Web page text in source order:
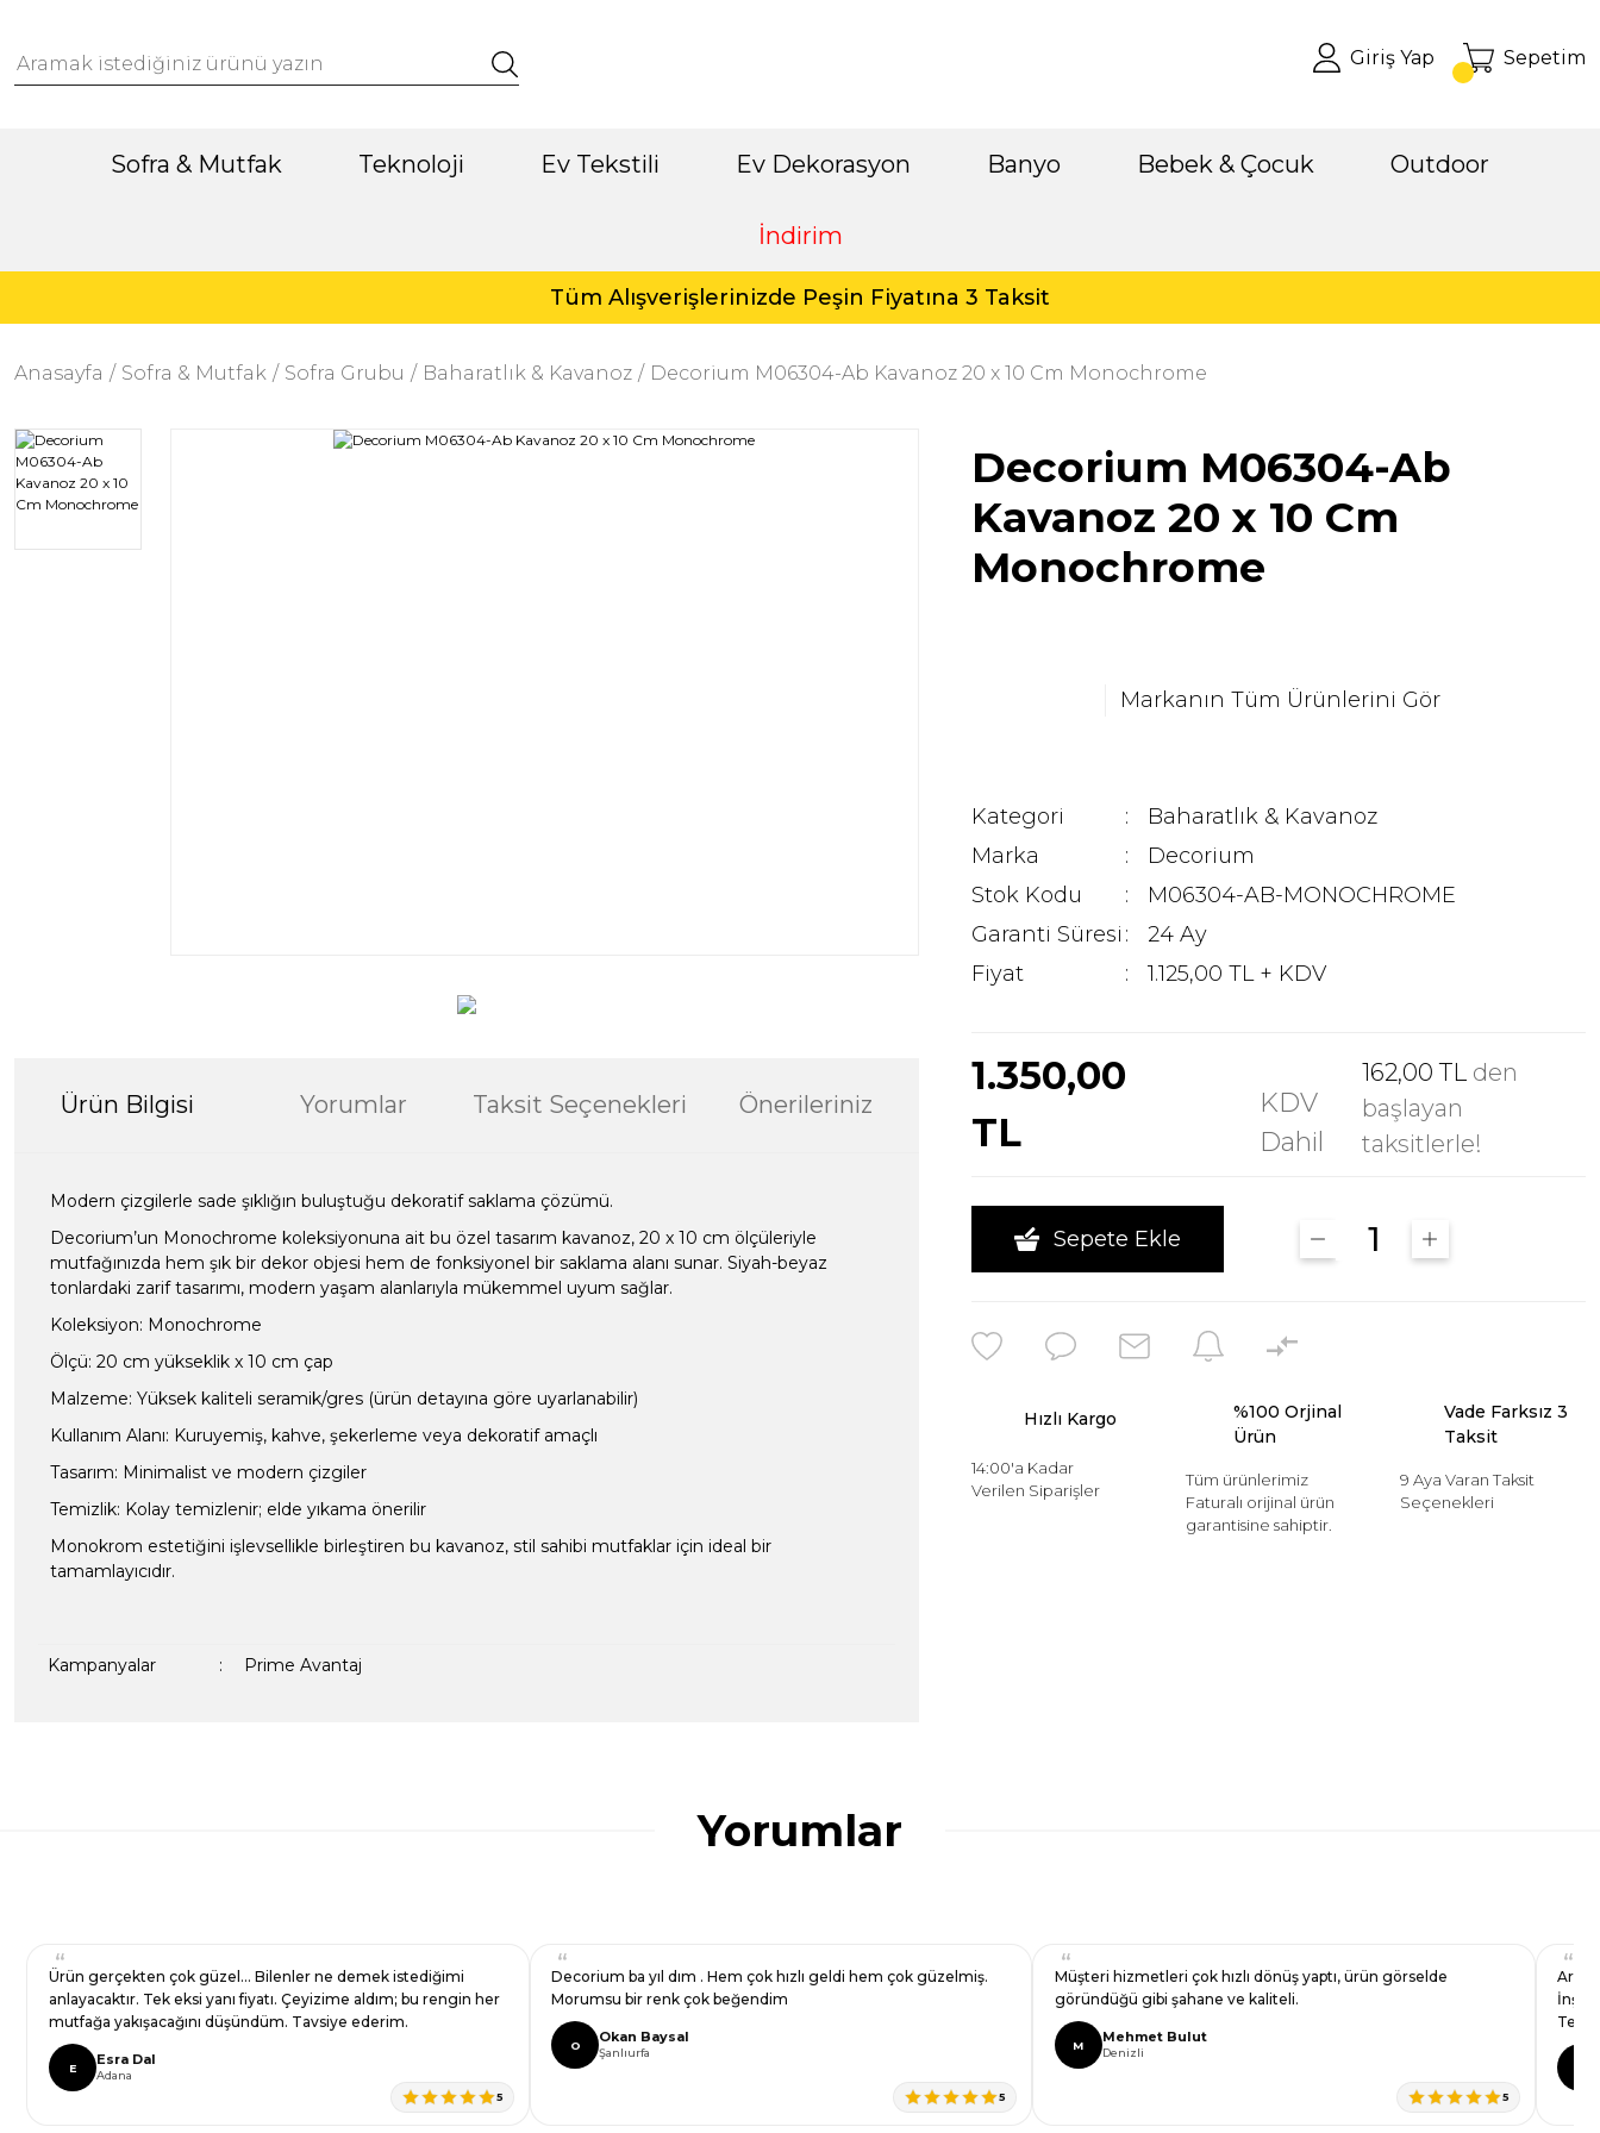
Giriş Yap Sepetim
Sofra & Mutfak Teknoloji Ev Tekstili Ev Dekorasyon Banyo Bebek & Çocuk Outdoor
İndirim
Tüm Alışverişlerinizde Peşin Fiyatına 3 Taksit
Anasayfa Sofra & Mutfak Sofra Grubu Baharatlık & Kavanoz Decorium M06304-Ab Kavanoz 20 x 10 Cm Monochrome
Ürün Bilgisi Yorumlar Taksit Seçenekleri Önerileriniz
Modern çizgilerle sade şıklığın buluştuğu dekoratif saklama çözümü.
Decorium’un Monochrome koleksiyonuna ait bu özel tasarım kavanoz, 20 x 10 cm ölçüleriyle
mutfağınızda hem şık bir dekor objesi hem de fonksiyonel bir saklama alanı sunar. Siyah-beyaz
tonlardaki zarif tasarımı, modern yaşam alanlarıyla mükemmel uyum sağlar.
Koleksiyon: Monochrome
Ölçü: 20 cm yükseklik x 10 cm çap
Malzeme: Yüksek kaliteli seramik/gres (ürün detayına göre uyarlanabilir)
Kullanım Alanı: Kuruyemiş, kahve, şekerleme veya dekoratif amaçlı
Tasarım: Minimalist ve modern çizgiler
Temizlik: Kolay temizlenir; elde yıkama önerilir
Monokrom estetiğini işlevsellikle birleştiren bu kavanoz, stil sahibi mutfaklar için ideal bir
tamamlayıcıdır.
Kampanyalar : Prime Avantaj
Bu ürüne benzer farklı alternatifler olmalı.
Decorium M06304-Ab
Kavanoz 20 x 10 Cm
Monochrome
Markanın Tüm Ürünlerini Gör
Kategori
Baharatlık & Kavanoz
Marka
Decorium
Stok Kodu
M06304-AB-MONOCHROME
Garanti Süresi
24 Ay
Fiyat
1.125,00 TL + KDV
1.350,00
TL
KDV
Dahil
162,00 TL den
başlayan
taksitlerle!
Sepete Ekle
Hızlı Kargo
14:00'a Kadar
Verilen Siparişler
%100 Orjinal
Ürün
Tüm ürünlerimiz
Faturalı orijinal ürün
garantisine sahiptir.
Vade Farksız 3
Taksit
9 Aya Varan Taksit
Seçenekleri
Yorumlar
Ürün gerçekten çok güzel… Bilenler ne demek istediğimi
anlayacaktır. Tek eksi yanı fiyatı. Çeyizime aldım; bu rengin her
mutfağa yakışacağını düşündüm. Tavsiye ederim.
E Esra Dal
Adana
5
Decorium ba yıl dım . Hem çok hızlı geldi hem çok güzelmiş.
Morumsu bir renk çok beğendim
O Okan Baysal
Şanlıurfa
5
Müşteri hizmetleri çok hızlı dönüş yaptı, ürün görselde
göründüğü gibi şahane ve kaliteli.
M Mehmet Bulut
Denizli
5